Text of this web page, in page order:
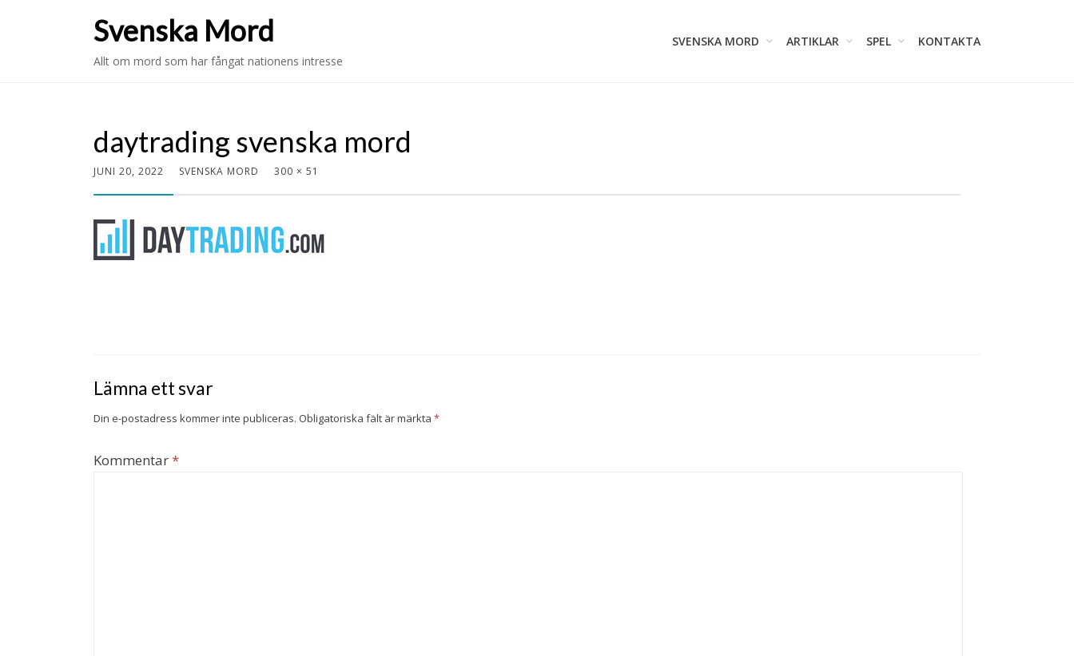
Svenska Mord
Allt om mord som har fångat nationens intresse
SVENSKA MORD ARTIKLAR SPEL KONTAKTA
daytrading svenska mord
JUNI 20, 2022 SVENSKA MORD 300 × 51
Lämna ett svar
Din e-postadress kommer inte publiceras. Obligatoriska fält är märkta *
Kommentar*